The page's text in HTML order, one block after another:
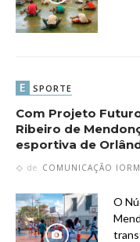
E SPORTE
Com Projeto
Ribeiro de
esportiva de
de COMUNICAÇÃO IORM
O